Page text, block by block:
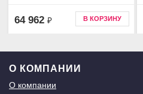
64 962 ₽ В КОРЗИНУ
О КОМПАНИИ
О компании